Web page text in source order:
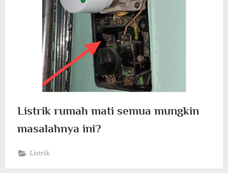
Listrik rumah mati semua mungkin
masalahnya ini?
Listrik